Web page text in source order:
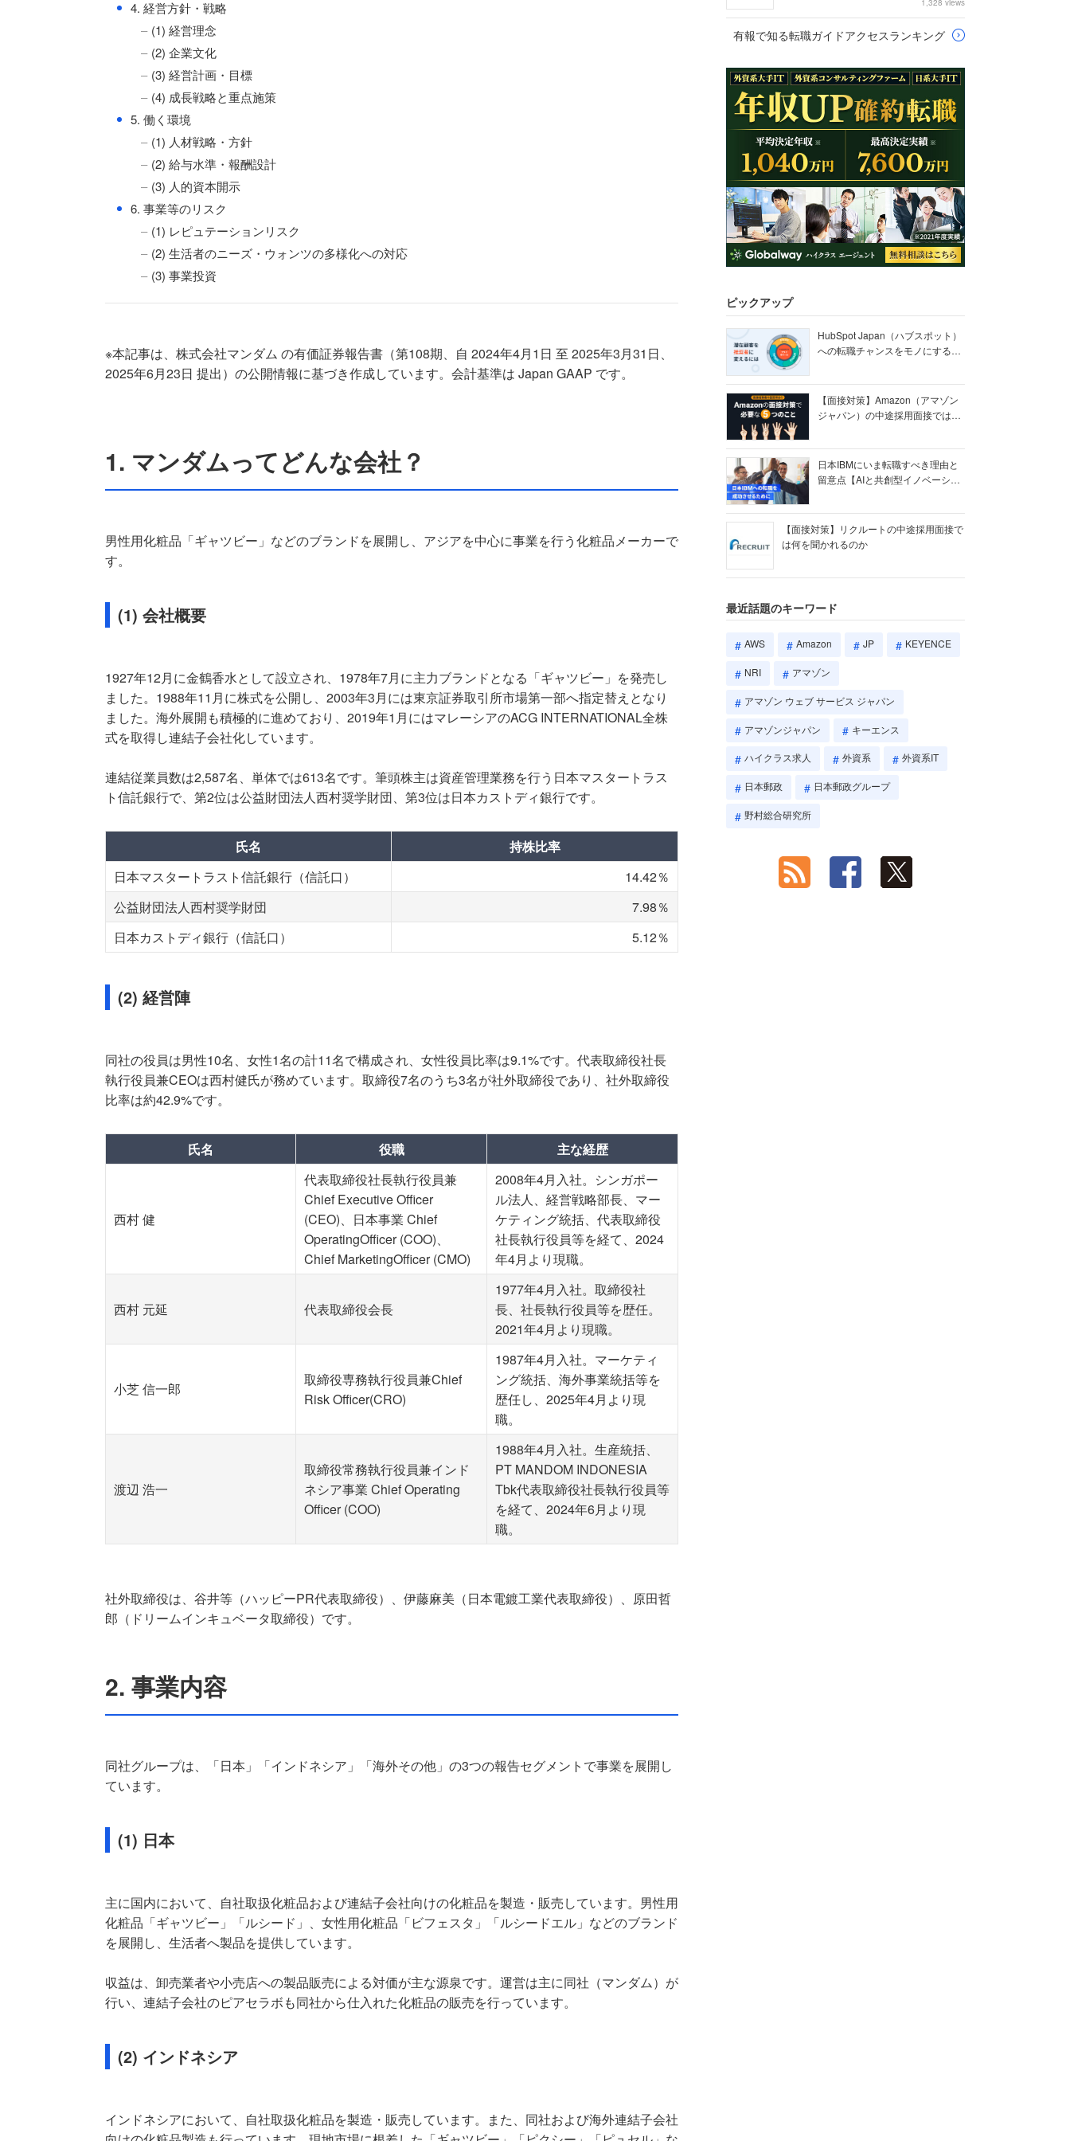
● 4. 経営方針・戦略
(1) 経営理念
(2) 企業文化
(3) 経営計画・目標
(4) 成長戦略と重点施策
● 5. 働く環境
(1) 人材戦略・方針
(2) 給与水準・報酬設計
(3) 人的資本開示
● 6. 事業等のリスク
(1) レピュテーションリスク
(2) 生活者のニーズ・ウォンツの多様化への対応
(3) 事業投資
※本記事は、株式会社マンダム の有価証券報告書（第108期、自 2024年4月1日 至 2025年3月31日、
2025年6月23日 提出）の公開情報に基づき作成しています。会計基準は Japan GAAP です。
1. マンダムってどんな会社？
男性用化粧品「ギャツビー」などのブランドを展開し、アジアを中心に事業を行う化粧品メーカーで
す。
(1) 会社概要
1927年12月に金鶴香水として設立され、1978年7月に主力ブランドとなる「ギャツビー」を発売し
ました。1988年11月に株式を公開し、2003年3月には東京証券取引所市場第一部へ指定替えとなり
ました。海外展開も積極的に進めており、2019年1月にはマレーシアのACG INTERNATIONAL全株
式を取得し連結子会社化しています。
連結従業員数は2,587名、単体では613名です。筆頭株主は資産管理業務を行う日本マスタートラス
ト信託銀行で、第2位は公益財団法人西村奨学財団、第3位は日本カストディ銀行です。
氏名
持株比率
日本マスタートラスト信託銀行（信託口）
14.42％
公益財団法人西村奨学財団
7.98％
日本カストディ銀行（信託口）
5.12％
(2) 経営陣
同社の役員は男性10名、女性1名の計11名で構成され、女性役員比率は9.1%です。代表取締役社長
執行役員兼CEOは西村健氏が務めています。取締役7名のうち3名が社外取締役であり、社外取締役
比率は約42.9%です。
氏名 役職 主な経歴
西村 健
代表取締役社長執行役員兼
Chief Executive Officer
(CEO)、日本事業 Chief
OperatingOfficer (COO)、
Chief MarketingOfficer (CMO)
2008年4月入社。シンガポー
ル法人、経営戦略部長、マー
ケティング統括、代表取締役
社長執行役員等を経て、2024
年4月より現職。
西村 元延 代表取締役会長
1977年4月入社。取締役社
長、社長執行役員等を歴任。
2021年4月より現職。
小芝 信一郎
取締役専務執行役員兼Chief
Risk Officer(CRO)
1987年4月入社。マーケティ
ング統括、海外事業統括等を
歴任し、2025年4月より現
職。
渡辺 浩一
取締役常務執行役員兼インド
ネシア事業 Chief Operating
Officer (COO)
1988年4月入社。生産統括、
PT MANDOM INDONESIA
Tbk代表取締役社長執行役員等
を経て、2024年6月より現
職。
社外取締役は、谷井等（ハッピーPR代表取締役）、伊藤麻美（日本電鍍工業代表取締役）、原田哲
郎（ドリームインキュベータ取締役）です。
2. 事業内容
同社グループは、「日本」「インドネシア」「海外その他」の3つの報告セグメントで事業を展開し
ています。
(1) 日本
主に国内において、自社取扱化粧品および連結子会社向けの化粧品を製造・販売しています。男性用
化粧品「ギャツビー」「ルシード」、女性用化粧品「ビフェスタ」「ルシードエル」などのブランド
を展開し、生活者へ製品を提供しています。
収益は、卸売業者や小売店への製品販売による対価が主な源泉です。運営は主に同社（マンダム）が
行い、連結子会社のピアセラボも同社から仕入れた化粧品の販売を行っています。
(2) インドネシア
インドネシアにおいて、自社取扱化粧品を製造・販売しています。また、同社および海外連結子会社
1,328 views
有報で知る転職ガイドアクセスランキング
ピックアップ
HubSpot Japan（ハブスポット）
への転職チャンスをモノにする
【面接対策】Amazon（アマゾン
ジャパン）の中途採用面接では何
日本IBMにいま転職すべき理由と
留意点【AIと共創型イノベーショ
【面接対策】リクルートの中途採用面接で
は何を聞かれるのか
最近話題のキーワード
AWS Amazon JP KEYENCE
NRI アマゾン
アマゾン ウェブ サービス ジャパン
アマゾンジャパン キーエンス
ハイクラス求人 外資系 外資系IT
日本郵政 日本郵政グループ
野村総合研究所